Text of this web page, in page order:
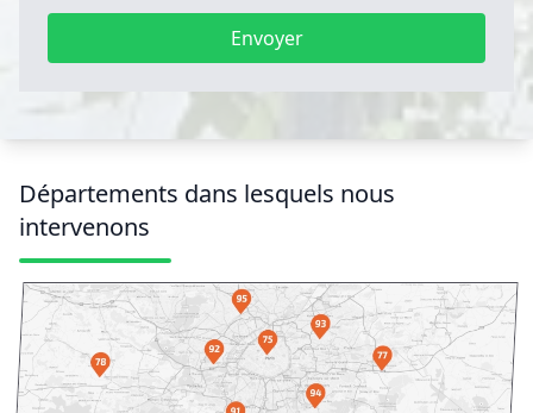
Envoyer
Départements dans lesquels nous
intervenons